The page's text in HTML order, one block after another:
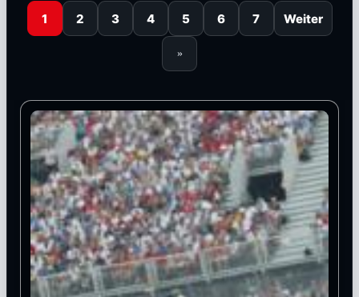
1 2 3 4 5 6 7 Weiter
»